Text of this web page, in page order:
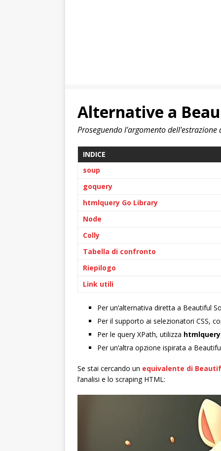
Alternative a
Proseguendo l'argomento dell'estrazione
INDICE
soup
goquery
htmlquery Go Library
Node
Colly
Tabella di confronto
Riepilogo
Link utili
Per un’alternativa diretta a Beautiful
Per il supporto ai selezionatori CSS,
Per le query XPath, utilizza htmlquery
Per un’altra opzione ispirata a
Se stai cercando un equivalente di
l’analisi e lo scraping HTML: